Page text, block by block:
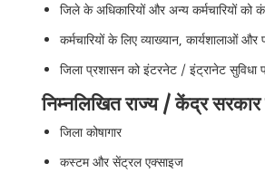
जिले के अधिकारियों और अन्य कर्मचारियों को
कर्मचारियों के लिए व्याख्यान, कार्यशालाओं
जिला प्रशासन को इंटरनेट / इंट्रानेट सुविधा
निम्नलिखित राज्य / केंद्र
जिला कोषागार
कस्टम और सेंट्रल एक्साइज